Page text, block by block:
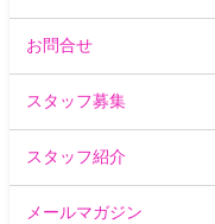
お問合せ
スタッフ募集
スタッフ紹介
メールマガジン